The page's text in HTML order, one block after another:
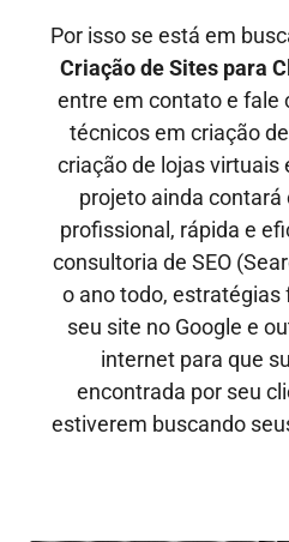
Por isso se está em
Criação de Sites para
entre em contato e fale
técnicos em criação
criação de lojas virtuais
projeto ainda
profissional, rápida e
consultoria de SEO
o ano todo, estratégias
seu site no Google e
internet para que
encontrada por seu
estiverem buscando